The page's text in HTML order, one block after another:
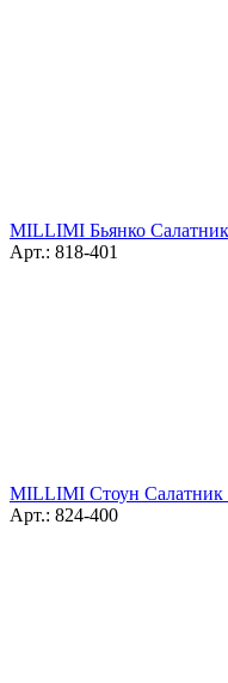
MILLIMI Бьянко
Арт.: 818-401
MILLIMI Стоун Салатник
Арт.: 824-400